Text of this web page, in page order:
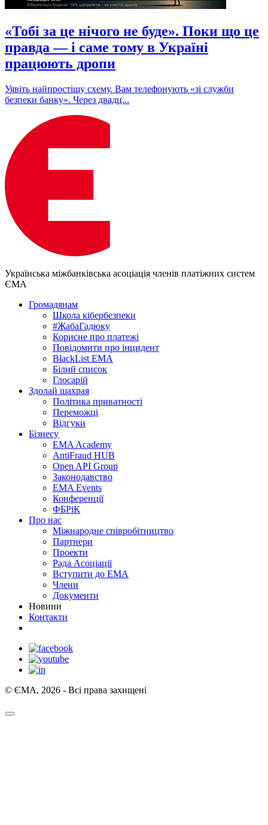
«Тобі за це нічого не буде». Поки що це
правда — і саме тому в Україні
працюють дропи
Уявіть найпростішу схему. Вам телефонують «зі служби
безпеки банку». Через двадц...
Українська міжбанківська асоціація членів платіжних систем
ЄМА
Громадянам
Школа кібербезпеки
#ЖабаГадюку
Корисне про платежі
Повідомити про інцидент
BlackList EMA
Білий список
Глосарій
Здолай шахрая
Політика приватності
Переможцi
Відгуки
Бізнесу
EMA Academy
AntiFraud HUB
Open API Group
Законодавство
EMA Events
Конференції
ФБРіК
Про нас
Міжнародне співробітництво
Партнери
Проекти
Рада Асоціації
Вступити до ЕМА
Члени
Документи
Новини
Контакти
© ЄМА, 2026 - Всі права захищені